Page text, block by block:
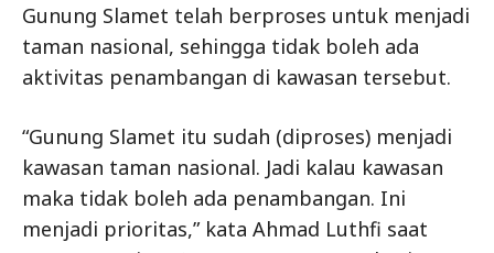
Gunung Slamet telah berproses untuk menjadi
taman nasional, sehingga tidak boleh ada
aktivitas penambangan di kawasan tersebut.
“Gunung Slamet itu sudah (diproses) menjadi
kawasan taman nasional. Jadi kalau kawasan
maka tidak boleh ada penambangan. Ini
menjadi prioritas,” kata Ahmad Luthfi saat